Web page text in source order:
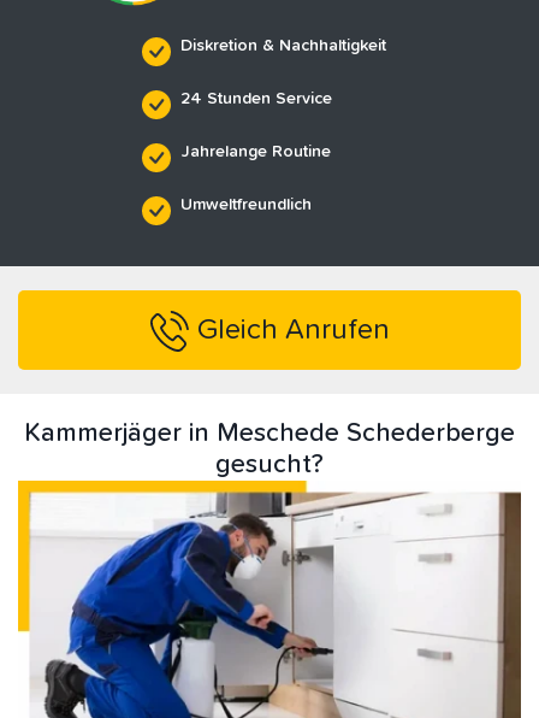
Diskretion & Nachhaltigkeit
24 Stunden Service
Jahrelange Routine
Umweltfreundlich
Gleich Anrufen
Kammerjäger in Meschede Schederberge
gesucht?